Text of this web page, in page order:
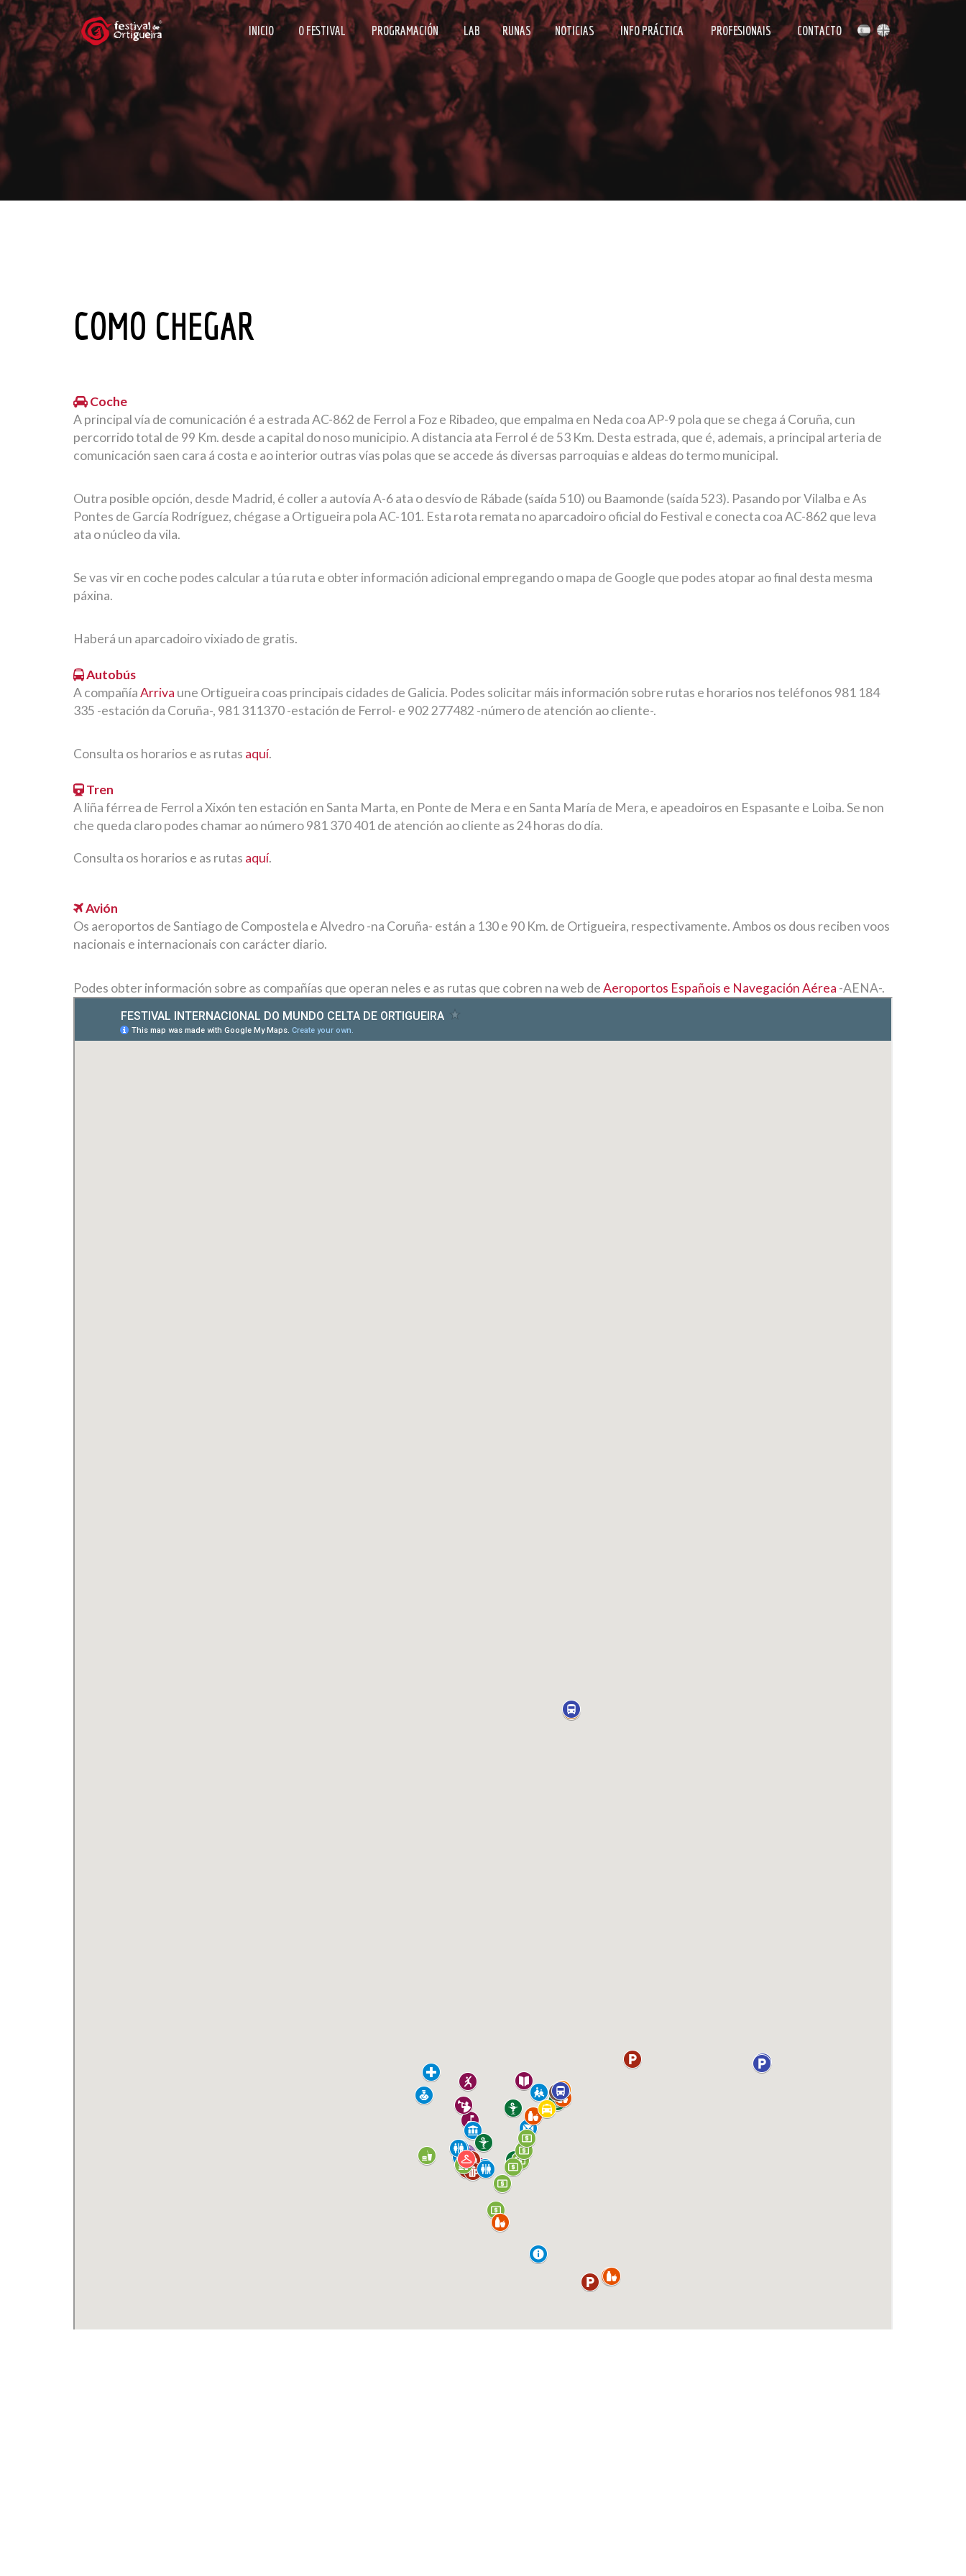
INICIO O FESTIVAL PROGRAMACIÓN LAB RUNAS NOTICIAS INFO PRÁCTICA PROFESIONAIS CONTACTO
COMO CHEGAR
Coche
A principal vía de comunicación é a estrada AC-862 de Ferrol a Foz e Ribadeo, que empalma en Neda coa AP-9 pola que se chega á Coruña, cun
percorrido total de 99 Km. desde a capital do noso municipio. A distancia ata Ferrol é de 53 Km. Desta estrada, que é, ademais, a principal arteria de
comunicación saen cara á costa e ao interior outras vías polas que se accede ás diversas parroquias e aldeas do termo municipal.
Outra posible opción, desde Madrid, é coller a autovía A-6 ata o desvío de Rábade (saída 510) ou Baamonde (saída 523). Pasando por Vilalba e As
Pontes de García Rodríguez, chégase a Ortigueira pola AC-101. Esta rota remata no aparcadoiro oficial do Festival e conecta coa AC-862 que leva
ata o núcleo da vila.
Se vas vir en coche podes calcular a túa ruta e obter información adicional empregando o mapa de Google que podes atopar ao final desta mesma
páxina.
Haberá un aparcadoiro vixiado de gratis.
Autobús
A compañíaArriva une Ortigueira coas principais cidades de Galicia. Podes solicitar máis información sobre rutas e horarios nos teléfonos 981 184
335 -estación da Coruña-, 981 311370 -estación de Ferrol- e 902 277482 -número de atención ao cliente-.
Consulta os horarios e as rutas aquí.
Tren
A liña férrea de Ferrol a Xixón ten estación en Santa Marta, en Ponte de Mera e en Santa María de Mera, e apeadoiros en Espasante e Loiba. Se non
che queda claro podes chamar ao número 981 370 401 de atención ao cliente as 24 horas do día.
Consulta os horarios e as rutas aquí.
Avión
Os aeroportos de Santiago de Compostela e Alvedro -na Coruña- están a 130 e 90 Km. de Ortigueira, respectivamente. Ambos os dous reciben voos
nacionais e internacionais con carácter diario.
Podes obter información sobre as compañías que operan neles e as rutas que cobren na web deAeroportos Españois e Navegación Aérea -AENA-.